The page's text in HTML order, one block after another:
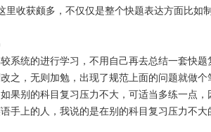
收获颇多，不仅仅是整个快题表达方面比如
系统的进行学习，不用自己再去总结一套快
之，无则加勉，出现了规范上面的问题就做个
果别的科目复习压力不大，可适当多练一点
手上的人，我说的是在别的科目复习压力不